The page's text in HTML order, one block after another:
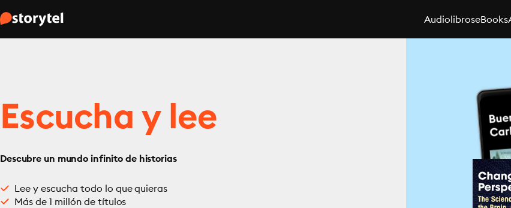
AudiolibroseBooks
Escucha y lee
Descubre un mundo infinito de historias
Lee y escucha todo lo que quieras
Más de 1 millón de títulos